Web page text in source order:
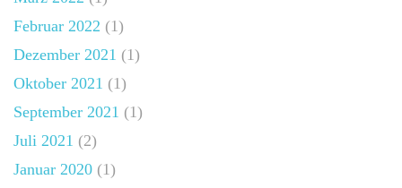
Februar 2022 (1)
Dezember 2021 (1)
Oktober 2021 (1)
September 2021 (1)
Juli 2021 (2)
Januar 2020 (1)